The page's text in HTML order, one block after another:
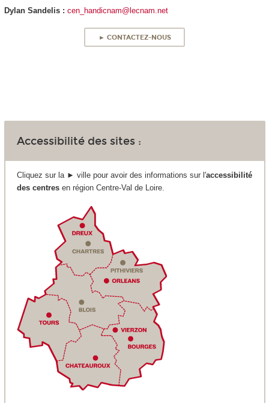
Dylan Sandelis : cen_handicnam@lecnam.net
► CONTACTEZ-NOUS
Accessibilité des sites :
Cliquez sur la ► ville pour avoir des informations sur l'accessibilité
des centresen région Centre-Val de Loire.